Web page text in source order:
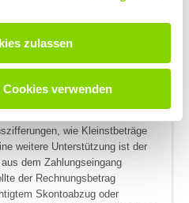
zulassen
verwenden
YAMBS zu automatisieren.
Monitoring-Tools
lassen sich offene Posten
oder E-Mail startet die Lösung
Klärungsworkflow in SAP
Zusätzlich unterstützt der
wie Kleinstbeträge
weitere Unterstützung ist der
dem Zahlungseingang
der Rechnungsbetrag
Skontoabzug oder